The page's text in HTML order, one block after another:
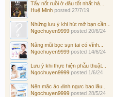
Tẩy nốt ruồi ở đâu tốt nhất hà...
Huệ Minh posted 27/7/19
Những lưu ý khi hút mỡ bạn cần...
Ngochuyen9999 posted 20/6/24
Nâng mũi bọc sụn tai có vĩnh...
Ngochuyen9999 posted 14/6/24
Lưu ý khi thực hiện phẫu thuật...
Ngochuyen9999 posted 1/6/24
Nên mặc áo định ngực bao lâu...
Ngochuyen9999 posted 28/5/24